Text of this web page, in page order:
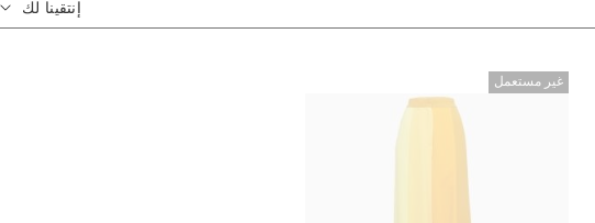
إنتقينا لك
غير مستعمل